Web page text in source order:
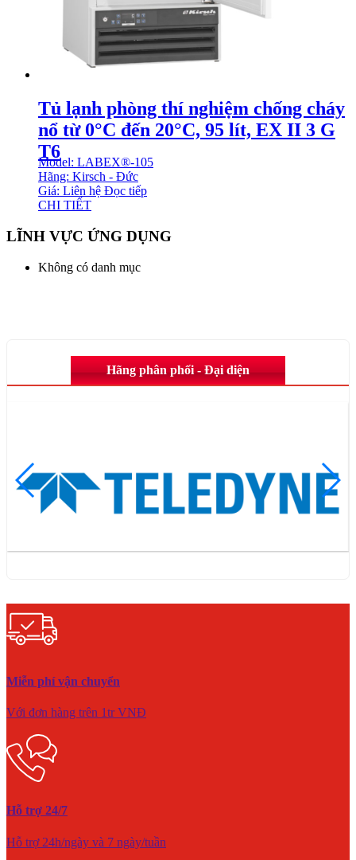
Tủ lạnh phòng thí nghiệm chống cháy
nổ từ 0°C đến 20°C, 95 lít, EX II 3 G
T6
Model: LABEX®-105
Hãng: Kirsch - Đức
Giá: Liên hệ Đọc tiếp
CHI TIẾT
LĨNH VỰC ỨNG DỤNG
Không có danh mục
Hãng phân phối - Đại diện
Miễn phí vận chuyển
Với đơn hàng trên 1tr VNĐ
Hỗ trợ 24/7
Hỗ trợ 24h/ngày và 7 ngày/tuần